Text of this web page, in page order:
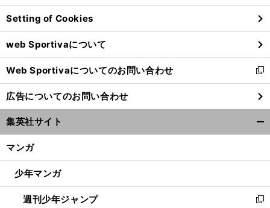
ン
ド
ウ
で
開
く
Setting of Cookies
web Sportivaについて
Web Sportivaについてのお問い合わせ
新
し
い
ウ
ィ
ン
ウ
開
く
広告についてのお問い合わせ
集英社サイト
マンガ
少年マンガ
週刊少年ジャンプ
新